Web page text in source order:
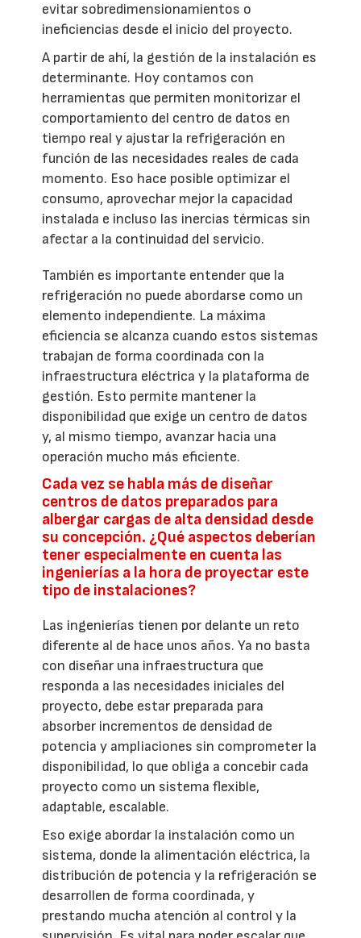
evitar sobredimensionamientos o
ineficiencias desde el inicio del proyecto.
A partir de ahí, la gestión de la instalación es
determinante. Hoy contamos con
herramientas que permiten monitorizar el
comportamiento del centro de datos en
tiempo real y ajustar la refrigeración en
función de las necesidades reales de cada
momento. Eso hace posible optimizar el
consumo, aprovechar mejor la capacidad
instalada e incluso las inercias térmicas sin
afectar a la continuidad del servicio.
También es importante entender que la
refrigeración no puede abordarse como un
elemento independiente. La máxima
eficiencia se alcanza cuando estos sistemas
trabajan de forma coordinada con la
infraestructura eléctrica y la plataforma de
gestión. Esto permite mantener la
disponibilidad que exige un centro de datos
y, al mismo tiempo, avanzar hacia una
operación mucho más eficiente.
Cada vez se habla más de diseñar
centros de datos preparados para
albergar cargas de alta densidad desde
su concepción. ¿Qué aspectos deberían
tener especialmente en cuenta las
ingenierías a la hora de proyectar este
tipo de instalaciones?
Las ingenierías tienen por delante un reto
diferente al de hace unos años. Ya no basta
con diseñar una infraestructura que
responda a las necesidades iniciales del
proyecto, debe estar preparada para
absorber incrementos de densidad de
potencia y ampliaciones sin comprometer la
disponibilidad, lo que obliga a concebir cada
proyecto como un sistema flexible,
adaptable, escalable.
Eso exige abordar la instalación como un
sistema, donde la alimentación eléctrica, la
distribución de potencia y la refrigeración se
desarrollen de forma coordinada, y
prestando mucha atención al control y la